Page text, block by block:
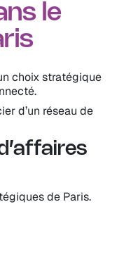
le
choix stratégique
d’un réseau de
de Paris.